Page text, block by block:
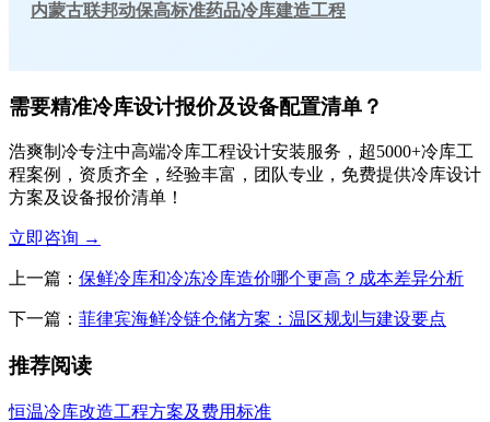
内蒙古联邦动保高标准药品冷库建造工程
需要精准冷库设计报价及设备配置清单？
浩爽制冷专注中高端冷库工程设计安装服务，超5000+冷库工
程案例，资质齐全，经验丰富，团队专业，免费提供冷库设计
方案及设备报价清单！
立即咨询 →
上一篇： 保鲜冷库和冷冻冷库造价哪个更高？成本差异分析
下一篇： 菲律宾海鲜冷链仓储方案：温区规划与建设要点
推荐阅读
恒温冷库改造工程方案及费用标准